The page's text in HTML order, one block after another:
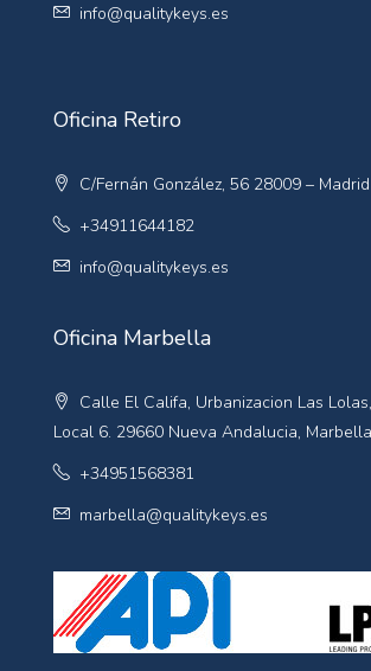
info@qualitykeys.es
Oficina Retiro
C/Fernán González, 56 28009 – Madrid
+34911644182
info@qualitykeys.es
Oficina Marbella
Calle El Califa, Urbanizacion Las
Local 6. 29660 Nueva Andalucia, Marbella
+34951568381
marbella@qualitykeys.es